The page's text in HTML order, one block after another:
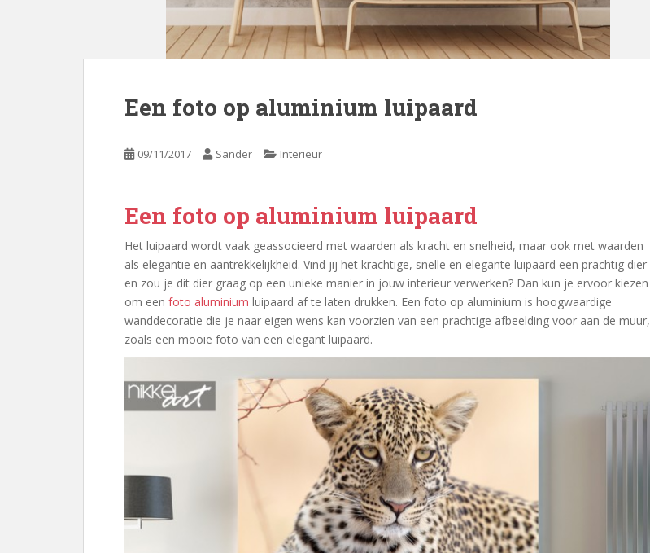
Een foto op aluminium luipaard
09/11/2017 Sander Interieur
Een foto op aluminium luipaard
Het luipaard wordt vaak geassocieerd met waarden als kracht en snelheid, maar ook met waarden
als elegantie en aantrekkelijkheid. Vind jij het krachtige, snelle en elegante luipaard een prachtig dier
en zou je dit dier graag op een unieke manier in jouw interieur verwerken? Dan kun je ervoor kiezen
om een foto aluminium luipaard af te laten drukken. Een foto op aluminium is hoogwaardige
wanddecoratie die je naar eigen wens kan voorzien van een prachtige afbeelding voor aan de muur,
zoals een mooie foto van een elegant luipaard.